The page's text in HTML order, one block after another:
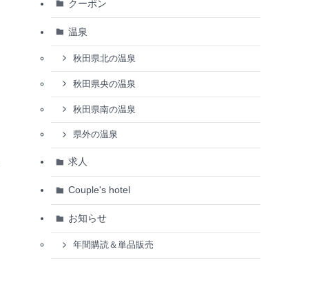
クーポン
温泉
秋田県北の温泉
秋田県央の温泉
秋田県南の温泉
県外の温泉
求人
Couple's hotel
お知らせ
年間購読＆単品販売